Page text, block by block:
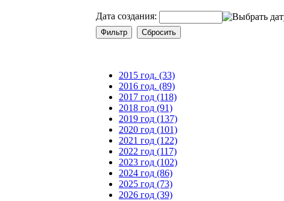
Дата создания:
2015 год. (33)
2016 год. (89)
2017 год (118)
2018 год (91)
2019 год (137)
2020 год (101)
2021 год (122)
2022 год (117)
2023 год (102)
2024 год (86)
2025 год (73)
2026 год (39)